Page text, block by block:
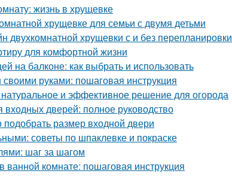
жизнь в хрущевке
хрущевке для семьи с двумя детьми
двухкомнатной хрущевки с и без перепланировки
для комфортной жизни
на балконе: как выбрать и использовать
своими руками: пошаговая инструкция
и эффективное решение для огорода
дверей: полное руководство
размер входной двери
советы по шпаклевке и покраске
шаг за шагом
комнате: пошаговая инструкция